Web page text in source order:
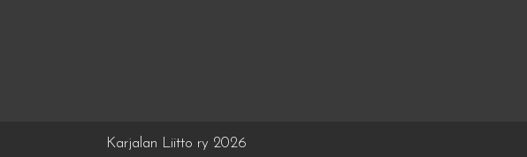
Karjalan Liitto ry 2026